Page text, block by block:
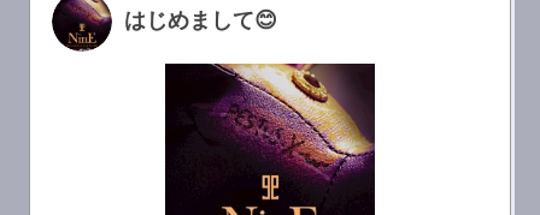
はじめまして😊